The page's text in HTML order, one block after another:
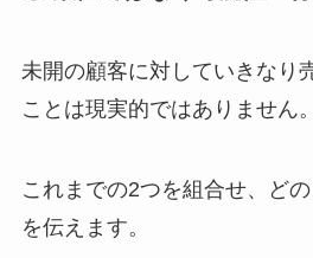
未開の顧客に対していきなり
ことは現実的ではありません。
これまでの2つを組合せ、ど
を伝えます。